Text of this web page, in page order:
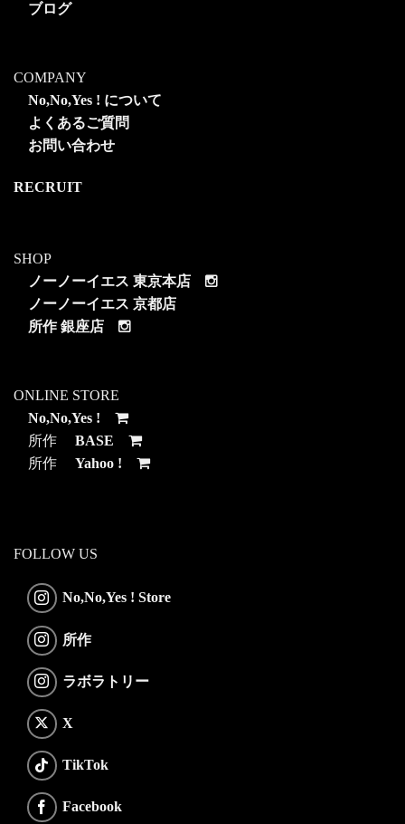
ブログ
COMPANY
No,No,Yes ! について
よくあるご質問
お問い合わせ
RECRUIT
SHOP
ノーノーイエス 東京本店
ノーノーイエス 京都店
所作 銀座店
ONLINE STORE
No,No,Yes !
所作 BASE
所作 Yahoo !
FOLLOW US
No,No,Yes ! Store
所作
ラボラトリー
X
TikTok
Facebook